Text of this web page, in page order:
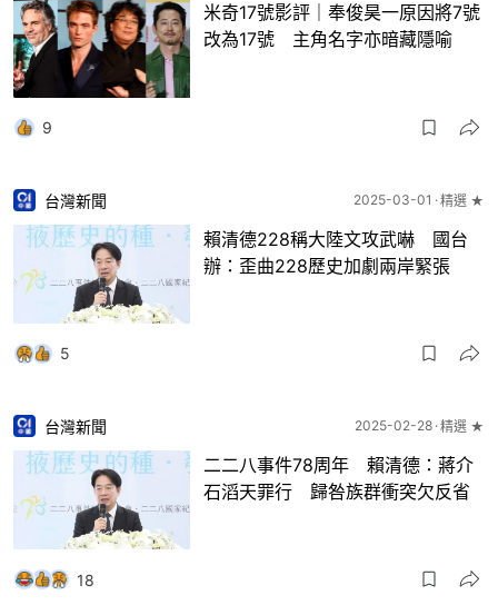
米奇17號影評｜奉俊昊一原因將7號
改為17號 主角名字亦暗藏隱喻
9
台灣新聞 2025-03-01 精選 ★
賴清德228稱大陸文攻武嚇 國台
辦：歪曲228歷史加劇兩岸緊張
5
台灣新聞 2025-02-28 精選 ★
二二八事件78周年 賴清德：蔣介
石滔天罪行 歸咎族群衝突欠反省
18